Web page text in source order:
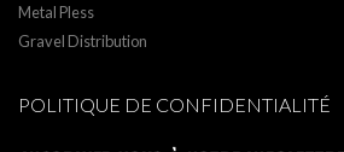
Metal Pless
Gravel Distribution
POLITIQUE DE CONFIDENTIALITÉ